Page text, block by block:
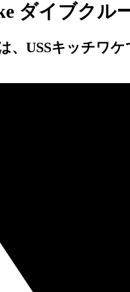
ダイブクル
、USSキッチワ